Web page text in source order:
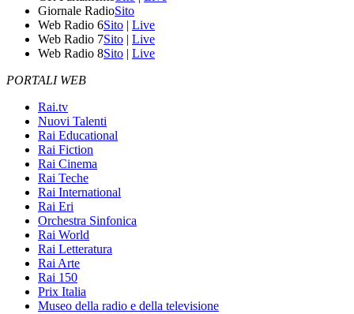
Giornale RadioSito
Web Radio 6Sito | Live
Web Radio 7Sito | Live
Web Radio 8Sito | Live
PORTALI WEB
Rai.tv
Nuovi Talenti
Rai Educational
Rai Fiction
Rai Cinema
Rai Teche
Rai International
Rai Eri
Orchestra Sinfonica
Rai World
Rai Letteratura
Rai Arte
Rai 150
Prix Italia
Museo della radio e della televisione